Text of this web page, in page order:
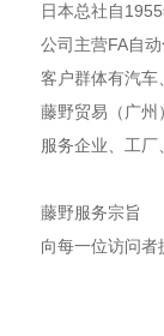
日本总社自
公司主营FA自
客户群体有汽车
藤野贸易（广州
服务企业、工
藤野服务宗旨
向每一位访问